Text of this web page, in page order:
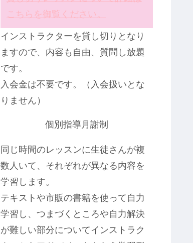
こちらを御覧ください。
インストラクターを貸し切りとなり
ますので、内容も自由、質問し放題
です。
入会金は不要です。（入会扱いとな
りません）
個別指導月謝制
同じ時間のレッスンに生徒さんが複
数人いて、それぞれが異なる内容を
学習します。
テキストや市販の書籍を使って自力
学習し、つまづくところや自力解決
が難しい部分についてインストラク